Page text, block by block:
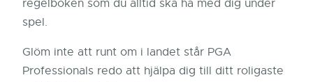
regelboken som du alltid ska ha med dig under
spel.
Glöm inte att runt om i landet står PGA
Professionals redo att hjälpa dig till ditt roligaste